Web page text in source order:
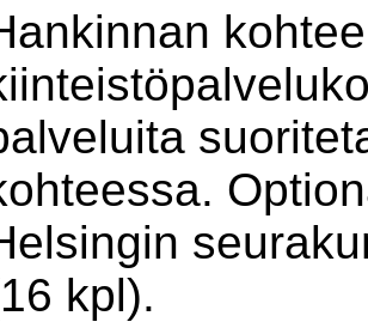
kpl).